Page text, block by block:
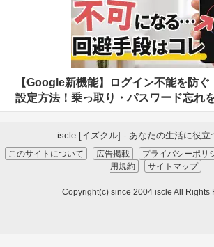
【Google新機能】ログイン不能を防ぐ
設定方法！乗っ取り・パスワード忘れ
iscle [イズクル] - あなたの生活に役立
このサイトについて 広告掲載 プライバシーポリ
用規約
サイトマップ
Copyright(c) since 2004 iscle All Rights